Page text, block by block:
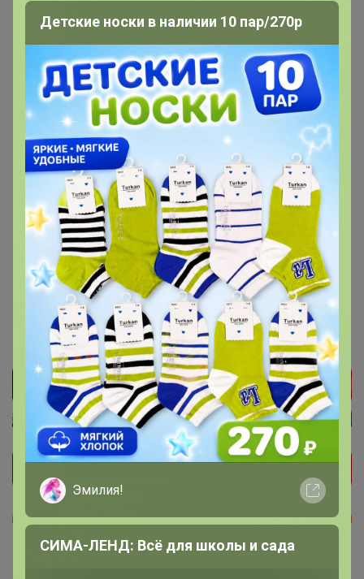
1 1
Друзья в клубе 7
Подпись
Детские носки в наличии 10 пар/270р
Эмилия!
СИМА-ЛЕНД: Всё для школы и сада